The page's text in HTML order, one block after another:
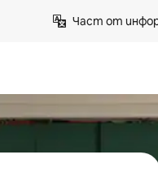
Част от